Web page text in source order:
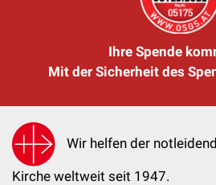
Ihre Spende
Mit der Sicherheit des
Wir helfen der
Kirche weltweit seit 1947.